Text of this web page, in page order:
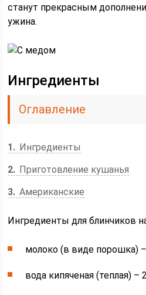
станут прекрасным
ужина.
Ингредиенты
Оглавление
1
Ингредиенты
2
Приготовление кушанья
3 Американские
Ингредиенты для блинчиков
молоко (в виде порошка)
вода кипяченая (теплая) –